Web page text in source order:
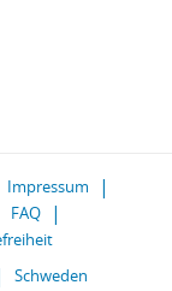
Impressum
FAQ
Schweden